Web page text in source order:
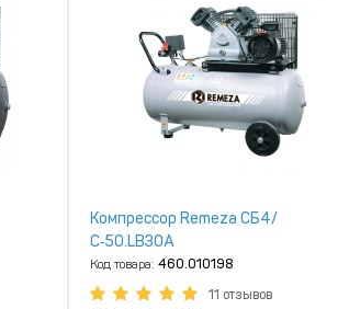
Компрессор Remeza СБ4/
С‑50.LB30A
Код товара: 460.010198
11 отзывов